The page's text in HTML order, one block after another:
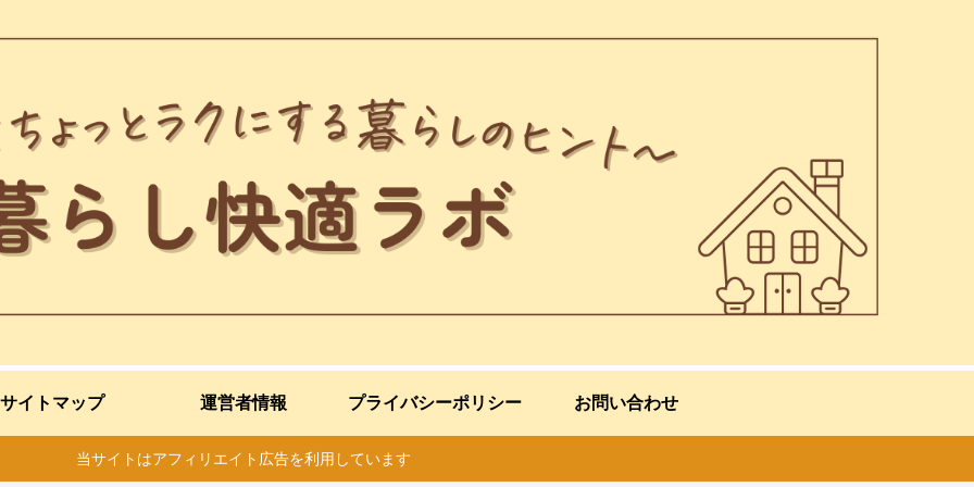
サイトマップ 運営者情報 プライバシーポリシー お問い合わせ
当サイトはアフィリエイト広告を利用しています